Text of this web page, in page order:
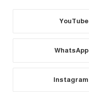
YouTube
WhatsApp
Instagram